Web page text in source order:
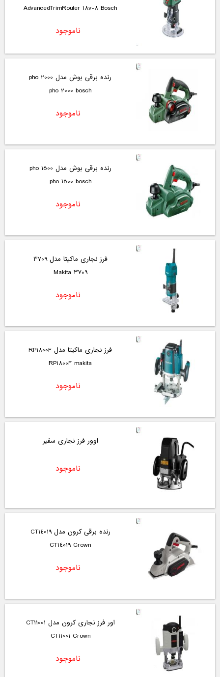
AdvancedTrimRouter 18v-8 Bosch
ناموجود
رنده برقی بوش مدل pho 2000
pho 2000 bosch
ناموجود
رنده برقی بوش مدل pho 1500
pho 1500 bosch
ناموجود
فرز نجاری ماکیتا مدل 3709
3709 Makita
ناموجود
فرز نجاری ماکیتا مدل RP1800F
RP1800F makita
ناموجود
اوور فرز نجاری سفیر
ناموجود
رنده برقی کرون مدل CT14019
CT14019 Crown
ناموجود
اور فرز نجاری کرون مدل CT11001
CT11001 Crown
ناموجود